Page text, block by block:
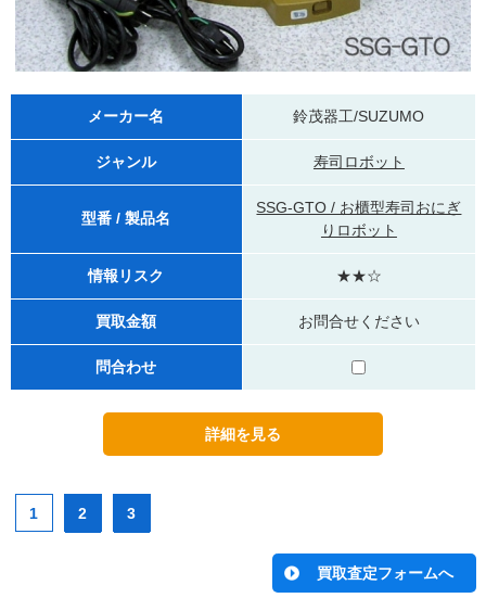
メーカー名 鈴茂器工/SUZUMO
ジャンル 寿司ロボット
型番 / 製品名
SSG-GTO / お櫃型寿司おにぎ
りロボット
情報リスク ★★☆
買取金額 お問合せください
問合わせ
1 2 3